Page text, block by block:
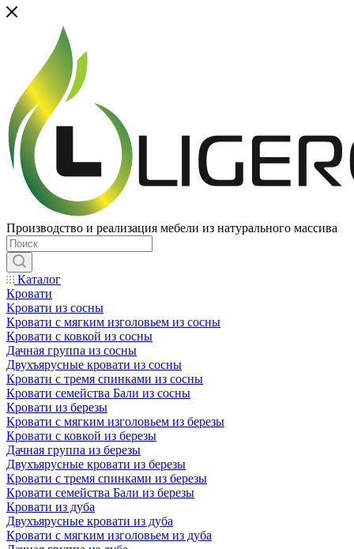
Производство и реализация мебели из натурального массива
Каталог
Кровати
Кровати из сосны
Кровати с мягким изголовьем из сосны
Кровати с ковкой из сосны
Дачная группа из сосны
Двухъярусные кровати из сосны
Кровати с тремя спинками из сосны
Кровати семейства Бали из сосны
Кровати из березы
Кровати с мягким изголовьем из березы
Кровати с ковкой из березы
Дачная группа из березы
Двухъярусные кровати из березы
Кровати с тремя спинками из березы
Кровати семейства Бали из березы
Кровати из дуба
Двухъярусные кровати из дуба
Кровати с мягким изголовьем из дуба